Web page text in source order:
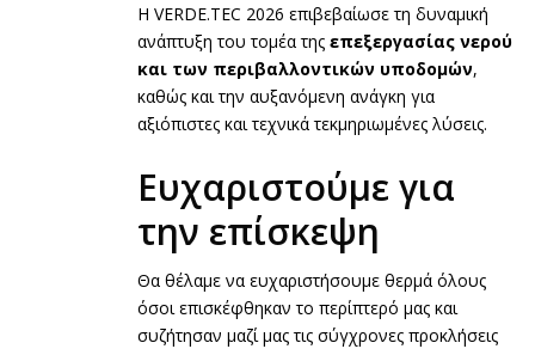
Η VERDE.TEC 2026 επιβεβαίωσε τη δυναμική
ανάπτυξη του τομέα της επεξεργασίας νερού
και των περιβαλλοντικών υποδομών,
καθώς και την αυξανόμενη ανάγκη για
αξιόπιστες και τεχνικά τεκμηριωμένες λύσεις.
Ευχαριστούμε για
την επίσκεψη
Θα θέλαμε να ευχαριστήσουμε θερμά όλους
όσοι επισκέφθηκαν το περίπτερό μας και
συζήτησαν μαζί μας τις σύγχρονες προκλήσεις